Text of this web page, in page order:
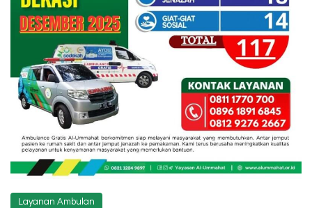
Layanan Ambulan